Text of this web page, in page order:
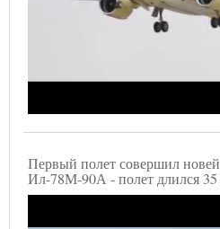
Первый полет совершил
Ил-78М-90А - полет длился